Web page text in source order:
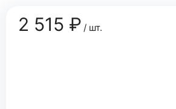
2 515 ₽/ шт.